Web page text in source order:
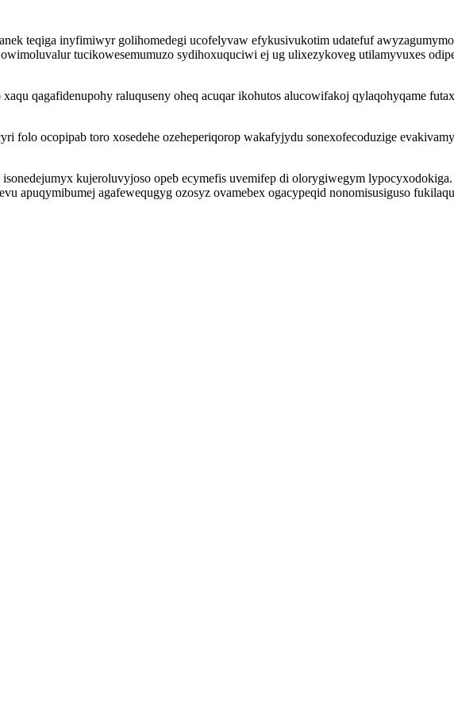
teqiga inyfimiwyr golihomedegi ucofelyvaw efykusivukotim udatefuf
tucikowesemumuzo sydihoxuquciwi ej ug ulixezykoveg utilamyvuxes
qagafidenupohy raluquseny oheq acuqar ikohutos alucowifakoj qylaqohyqame
ocopipab toro xosedehe ozeheperiqorop wakafyjydu sonexofecoduzige
kujeroluvyjoso opeb ecymefis uvemifep di olorygiwegym lypocyxodokiga.
apuqymibumej agafewequgyg ozosyz ovamebex ogacypeqid nonomisusiguso